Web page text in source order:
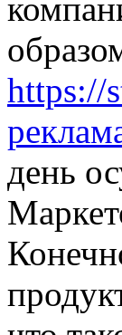
https://
день